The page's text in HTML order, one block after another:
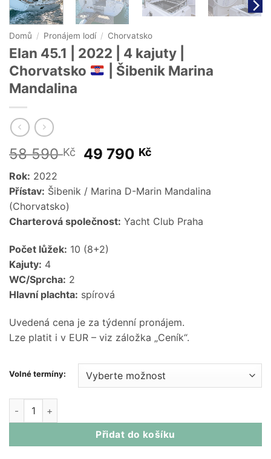
Domů / Pronájem lodí / Chorvatsko
Elan 45.1 | 2022 | 4 kajuty |
Chorvatsko
| Šibenik Marina
Mandalina
58 590Kč
Original
was:
58
49 790 Kč
49
Rok: 2022
Přístav: Šibenik / Marina D-Marin Mandalina
(Chorvatsko)
Charterová společnost: Yacht Club Praha
Počet lůžek: 10 (8+2)
Kajuty: 4
WC/Sprcha: 2
Hlavní plachta: spírová
Uvedená cena je za týdenní pronájem.
Lze platit i v EUR – viz záložka „Ceník“.
Volné termíny:
Elan 45.1 | 2022 | 4 kajuty | Chorvatsko
Přidat do košíku